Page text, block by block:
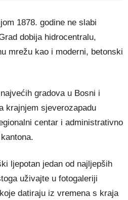
1878. godine ne slabi
dobija hidrocentralu,
mrežu kao i moderni, betonski
gradova u Bosni i
krajnjem sjeverozapadu
centar i administrativno
ljepotan jedan od najljepših
uživajte u fotogaleriji
datiraju iz vremena s kraja